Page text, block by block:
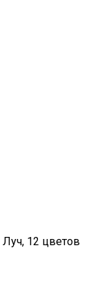
Луч, 12 цветов